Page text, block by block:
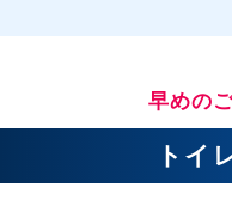
早めの
トイ